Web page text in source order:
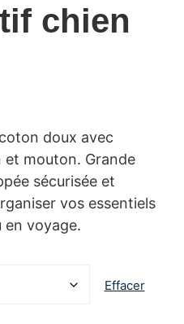
chien
doux avec
mouton. Grande
sécurisée et
vos essentiels
en voyage.
Effacer